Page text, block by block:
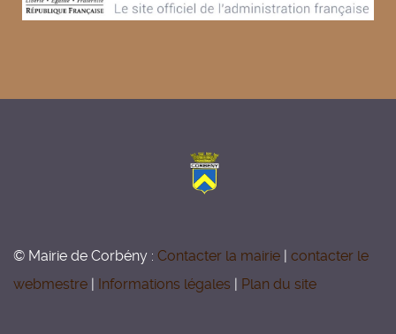
© Mairie de Corbény : Contacter la mairie | contacter le
webmestre | Informations légales | Plan du site